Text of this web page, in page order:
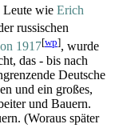
Leute wie Erich
russischen
1917[wp], wurde
das - bis nach
Deutsche
und ein großes,
und Bauern.
(Woraus später